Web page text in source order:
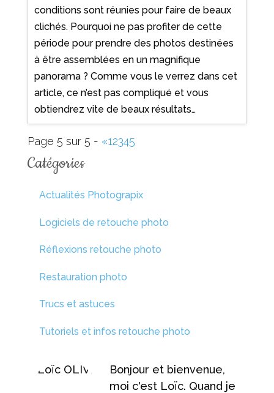
conditions sont réunies pour faire de beaux
clichés. Pourquoi ne pas profiter de cette
période pour prendre des photos destinées
à être assemblées en un magnifique
panorama ? Comme vous le verrez dans cet
article, ce n’est pas compliqué et vous
obtiendrez vite de beaux résultats…
Page 5 sur 5 - «12345
Catégories
Actualités Photograpix
Logiciels de retouche photo
Réflexions retouche photo
Restauration photo
Trucs et astuces
Tutoriels et infos retouche photo
Bonjour et bienvenue,
moi c'est Loïc. Quand je